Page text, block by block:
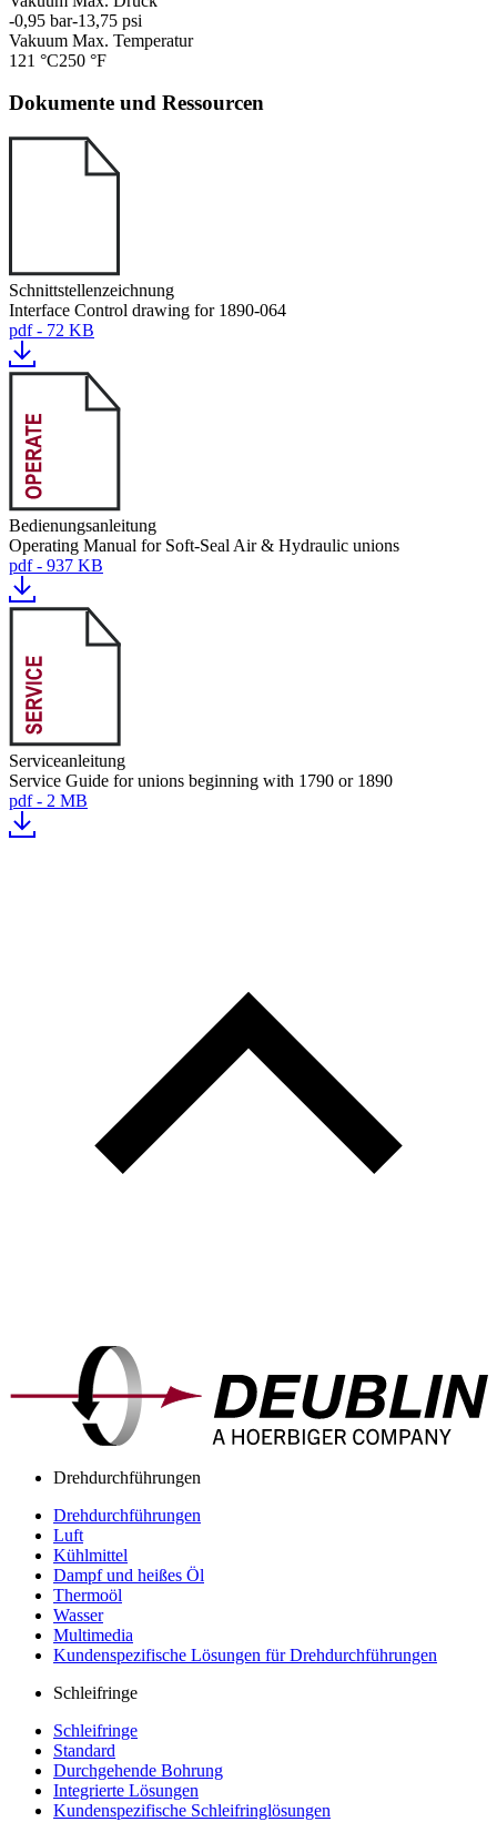
-0,95 bar-13,75 psi
Vakuum Max. Temperatur
121 °C250 °F
Dokumente und Ressourcen
Schnittstellenzeichnung
Interface Control drawing for 1890-064
pdf - 72 KB
Bedienungsanleitung
Operating Manual for Soft-Seal Air & Hydraulic unions
pdf - 937 KB
Serviceanleitung
Service Guide for unions beginning with 1790 or 1890
pdf - 2 MB
Drehdurchführungen
Drehdurchführungen
Luft
Kühlmittel
Dampf und heißes Öl
Thermoöl
Wasser
Multimedia
Kundenspezifische Lösungen für Drehdurchführungen
Schleifringe
Schleifringe
Standard
Durchgehende Bohrung
Integrierte Lösungen
Kundenspezifische Schleifringlösungen